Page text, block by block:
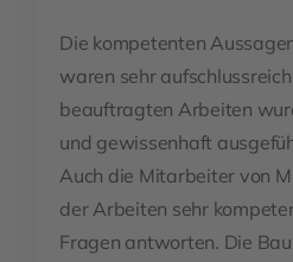
Die kompetenten
waren sehr
beauftragten Arbeiten
und gewissenhaft
Auch die Mitarbeiter von
der Arbeiten sehr
Fragen antworten. Die